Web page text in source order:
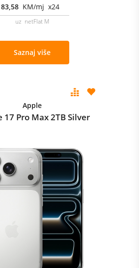
83,58 KM/mj x24
uz netFlat M
Saznaj više
Apple
17 Pro Max 2TB Silver